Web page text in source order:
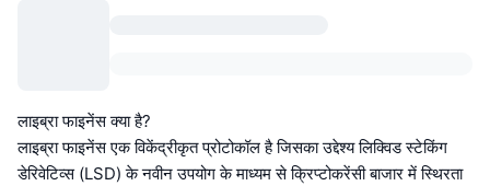
लाइब्रा फाइनेंस क्या है?
लाइब्रा फाइनेंस एक विकेंद्रीकृत प्रोटोकॉल है जिसका उद्देश्य लिक्विड स्टेकिंग
डेरिवेटिव्स (LSD) के नवीन उपयोग के माध्यम से क्रिप्टोकरेंसी बाजार में स्थिरता